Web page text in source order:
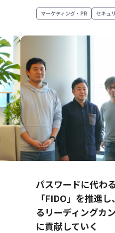
マーケティング・PR セキュ
パスワードに代わ
「FIDO」を推進
るリーディングカ
に貢献していく